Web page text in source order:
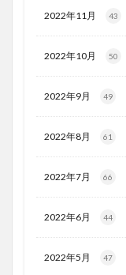
2022年11月 43
2022年10月 50
2022年9月 49
2022年8月 61
2022年7月 66
2022年6月 44
2022年5月 47